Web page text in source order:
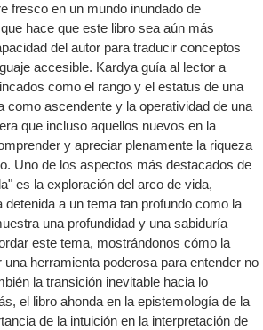
fresco en un mundo inundado de
hace que este libro sea aún más
del autor para traducir conceptos
accesible. Kardya guía al lector a
como el rango y el estatus de una
como ascendente y la operatividad de una
que incluso aquellos nuevos en la
y apreciar plenamente la riqueza
Uno de los aspectos más destacados de
es la exploración del arco de vida,
detenida a un tema tan profundo como la
una profundidad y una sabiduría
este tema, mostrándonos cómo la
herramienta poderosa para entender no
la transición inevitable hacia lo
el libro ahonda en la epistemología de la
de la intuición en la interpretación de